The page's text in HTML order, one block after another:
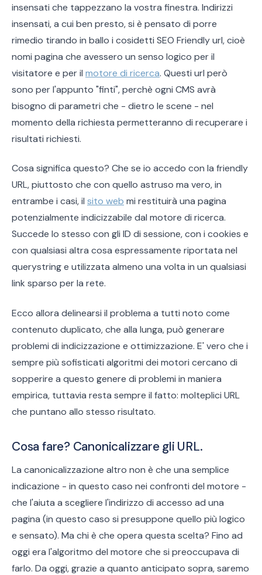
insensati che tappezzano la vostra finestra. Indirizzi
insensati, a cui ben presto, si è pensato di porre
rimedio tirando in ballo i cosidetti SEO Friendly url, cioè
nomi pagina che avessero un senso logico per il
visitatore e per il motore di ricerca. Questi url però
sono per l'appunto "finti", perchè ogni CMS avrà
bisogno di parametri che - dietro le scene - nel
momento della richiesta permetteranno di recuperare i
risultati richiesti.
Cosa significa questo? Che se io accedo con la friendly
URL, piuttosto che con quello astruso ma vero, in
entrambe i casi, il sito web mi restituirà una pagina
potenzialmente indicizzabile dal motore di ricerca.
Succede lo stesso con gli ID di sessione, con i cookies e
con qualsiasi altra cosa espressamente riportata nel
querystring e utilizzata almeno una volta in un qualsiasi
link sparso per la rete.
Ecco allora delinearsi il problema a tutti noto come
contenuto duplicato, che alla lunga, può generare
problemi di indicizzazione e ottimizzazione. E' vero che i
sempre più sofisticati algoritmi dei motori cercano di
sopperire a questo genere di problemi in maniera
empirica, tuttavia resta sempre il fatto: molteplici URL
che puntano allo stesso risultato.
Cosa fare? Canonicalizzare gli URL.
La canonicalizzazione altro non è che una semplice
indicazione - in questo caso nei confronti del motore -
che l'aiuta a scegliere l'indirizzo di accesso ad una
pagina (in questo caso si presuppone quello più logico
e sensato). Ma chi è che opera questa scelta? Fino ad
oggi era l'algoritmo del motore che si preoccupava di
farlo. Da oggi, grazie a quanto anticipato sopra, saremo